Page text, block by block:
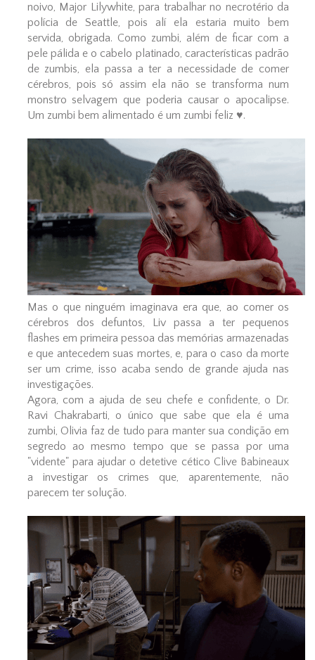
noivo, Major Lilywhite, para trabalhar no necrotério da
polícia de Seattle, pois alí ela estaria muito bem
servida, obrigada. Como zumbi, além de ficar com a
pele pálida e o cabelo platinado, características padrão
de zumbis, ela passa a ter a necessidade de comer
cérebros, pois só assim ela não se transforma num
monstro selvagem que poderia causar o apocalipse.
Um zumbi bem alimentado é um zumbi feliz ♥.
Mas o que ninguém imaginava era que, ao comer os
cérebros dos defuntos, Liv passa a ter pequenos
flashes em primeira pessoa das memórias armazenadas
e que antecedem suas mortes, e, para o caso da morte
ser um crime, isso acaba sendo de grande ajuda nas
investigações.
Agora, com a ajuda de seu chefe e confidente, o Dr.
Ravi Chakrabarti, o único que sabe que ela é uma
zumbi, Olivia faz de tudo para manter sua condição em
segredo ao mesmo tempo que se passa por uma
"vidente" para ajudar o detetive cético Clive Babineaux
a investigar os crimes que, aparentemente, não
parecem ter solução.